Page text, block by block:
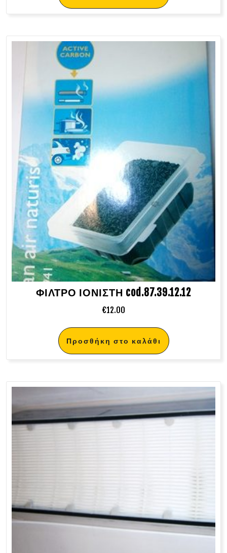
ΦΙΛΤΡΟ ΙΟΝΙΣΤΗ cod.87.39.12.12
€12.00
Προσθήκη στο καλάθι